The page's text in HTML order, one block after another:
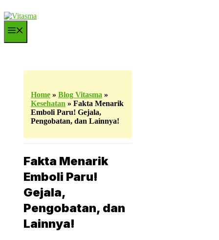
ke
Home » Blog Vitasma »
Kesehatan » Fakta Menarik
Emboli Paru! Gejala,
Pengobatan, dan Lainnya!
Fakta Menarik
Emboli Paru!
Gejala,
Pengobatan, dan
Lainnya!